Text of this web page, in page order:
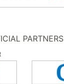
PARTNERS